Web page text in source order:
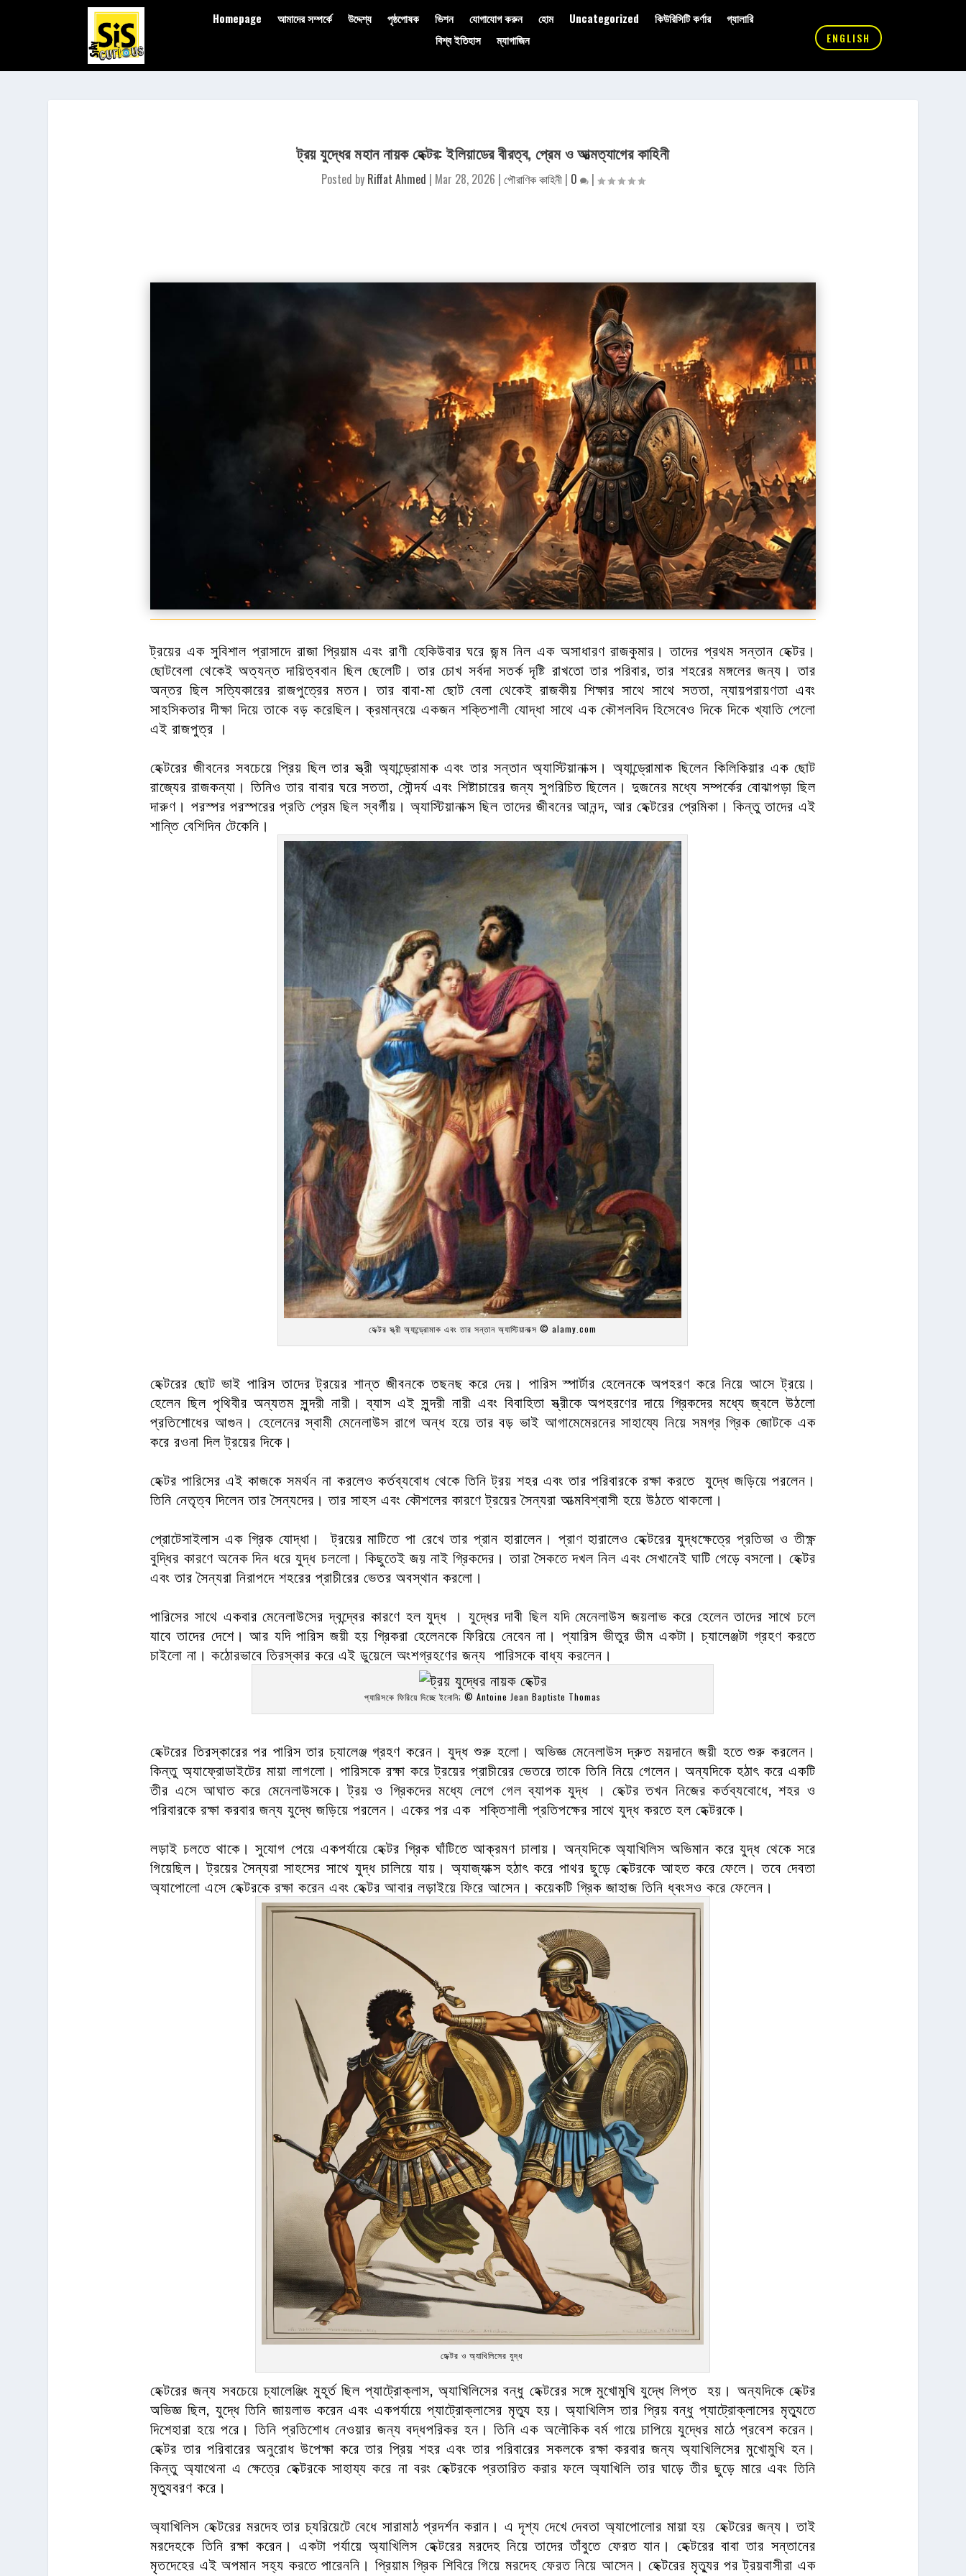
Homepage আমাদের সম্পর্কে উদ্দেশ্য পৃষ্ঠপোষক ভিশন যোগাযোগ করুন হোম Uncategorized কিউরিসিটি কর্ণার
গ্যালারি
বিশ্ব ইতিহাস
ম্যাগাজিন ENGLISH
ট্রয় যুদ্ধের মহান নায়ক হেক্টর: ইলিয়াডের বীরত্ব, প্রেম ও আত্মত্যাগের কাহিনী
Posted by Riffat Ahmed | Mar 28, 2026 | পৌরাণিক কাহিনী | 0 |
ট্রয়ের এক সুবিশাল প্রাসাদে রাজা প্রিয়াম এবং রাণী হেকিউবার ঘরে জন্ম নিল এক অসাধারণ রাজকুমার। তাদের প্রথম সন্তান হেক্টর।
ছোটবেলা থেকেই অত্যন্ত দায়িত্ববান ছিল ছেলেটি। তার চোখ সর্বদা সতর্ক দৃষ্টি রাখতো তার পরিবার, তার শহরের মঙ্গলের জন্য। তার
অন্তর ছিল সত্যিকারের রাজপুত্রের মতন। তার বাবা-মা ছোট বেলা থেকেই রাজকীয় শিক্ষার সাথে সাথে সততা, ন্যায়পরায়ণতা এবং
সাহসিকতার দীক্ষা দিয়ে তাকে বড় করেছিল। ক্রমান্বয়ে একজন শক্তিশালী যোদ্ধা সাথে এক কৌশলবিদ হিসেবেও দিকে দিকে খ্যাতি পেলো
এই রাজপুত্র ।
হেক্টরের জীবনের সবচেয়ে প্রিয় ছিল তার স্ত্রী অ্যান্ড্রোমাক এবং তার সন্তান অ্যাস্টিয়ানাক্স। অ্যান্ড্রোমাক ছিলেন কিলিকিয়ার এক ছোট
রাজ্যের রাজকন্যা। তিনিও তার বাবার ঘরে সততা, সৌন্দর্য এবং শিষ্টাচারের জন্য সুপরিচিত ছিলেন। দুজনের মধ্যে সম্পর্কের বোঝাপড়া ছিল
দারুণ। পরস্পর পরস্পরের প্রতি প্রেম ছিল স্বর্গীয়। অ্যাস্টিয়ানাক্স ছিল তাদের জীবনের আনন্দ, আর হেক্টরের প্রেমিকা। কিন্তু তাদের এই
শান্তি বেশিদিন টেকেনি।
হেক্টর স্ত্রী অ্যান্ড্রোমাক এবং তার সন্তান অ্যাস্টিয়ানাক্স © alamy.com
হেক্টরের ছোট ভাই পারিস তাদের ট্রয়ের শান্ত জীবনকে তছনছ করে দেয়। পারিস স্পার্টার হেলেনকে অপহরণ করে নিয়ে আসে ট্রয়ে।
হেলেন ছিল পৃথিবীর অন্যতম সুন্দরী নারী। ব্যাস এই সুন্দরী নারী এবং বিবাহিতা স্ত্রীকে অপহরণের দায়ে গ্রিকদের মধ্যে জ্বলে উঠলো
প্রতিশোধের আগুন। হেলেনের স্বামী মেনেলাউস রাগে অন্ধ হয়ে তার বড় ভাই আগামেমেরনের সাহায্যে নিয়ে সমগ্র গ্রিক জোটকে এক
করে রওনা দিল ট্রয়ের দিকে।
হেক্টর পারিসের এই কাজকে সমর্থন না করলেও কর্তব্যবোধ থেকে তিনি ট্রয় শহর এবং তার পরিবারকে রক্ষা করতে যুদ্ধে জড়িয়ে পরলেন।
তিনি নেতৃত্ব দিলেন তার সৈন্যদের। তার সাহস এবং কৌশলের কারণে ট্রয়ের সৈন্যরা আত্মবিশ্বাসী হয়ে উঠতে থাকলো।
প্রোটেসাইলাস এক গ্রিক যোদ্ধা। ট্রয়ের মাটিতে পা রেখে তার প্রান হারালেন। প্রাণ হারালেও হেক্টরের যুদ্ধক্ষেত্রে প্রতিভা ও তীক্ষ্ণ
বুদ্ধির কারণে অনেক দিন ধরে যুদ্ধ চললো। কিছুতেই জয় নাই গ্রিকদের। তারা সৈকতে দখল নিল এবং সেখানেই ঘাটি গেড়ে বসলো। হেক্টর
এবং তার সৈন্যরা নিরাপদে শহরের প্রাচীরের ভেতর অবস্থান করলো।
পারিসের সাথে একবার মেনেলাউসের দ্বন্দ্বের কারণে হল যুদ্ধ । যুদ্ধের দাবী ছিল যদি মেনেলাউস জয়লাভ করে হেলেন তাদের সাথে চলে
যাবে তাদের দেশে। আর যদি পারিস জয়ী হয় গ্রিকরা হেলেনকে ফিরিয়ে নেবেন না। প্যারিস ভীতুর ডীম একটা। চ্যালেঞ্জটা গ্রহণ করতে
চাইলো না। কঠোরভাবে তিরস্কার করে এই ডুয়েলে অংশগ্রহণের জন্য পারিসকে বাধ্য করলেন।
প্যারিসকে ফিরিয়ে দিচ্ছে ইনোনি; © Antoine Jean Baptiste Thomas
হেক্টরের তিরস্কারের পর পারিস তার চ্যালেঞ্জ গ্রহণ করেন। যুদ্ধ শুরু হলো। অভিজ্ঞ মেনেলাউস দ্রুত ময়দানে জয়ী হতে শুরু করলেন।
কিন্তু অ্যাফ্রোডাইটের মায়া লাগলো। পারিসকে রক্ষা করে ট্রয়ের প্রাচীরের ভেতরে তাকে তিনি নিয়ে গেলেন। অন্যদিকে হঠাৎ করে একটি
তীর এসে আঘাত করে মেনেলাউসকে। ট্রয় ও গ্রিকদের মধ্যে লেগে গেল ব্যাপক যুদ্ধ । হেক্টর তখন নিজের কর্তব্যবোধে, শহর ও
পরিবারকে রক্ষা করবার জন্য যুদ্ধে জড়িয়ে পরলেন। একের পর এক শক্তিশালী প্রতিপক্ষের সাথে যুদ্ধ করতে হল হেক্টরকে।
লড়াই চলতে থাকে। সুযোগ পেয়ে একপর্যায়ে হেক্টর গ্রিক ঘাঁটিতে আক্রমণ চালায়। অন্যদিকে অ্যাখিলিস অভিমান করে যুদ্ধ থেকে সরে
গিয়েছিল। ট্রয়ের সৈন্যরা সাহসের সাথে যুদ্ধ চালিয়ে যায়। অ্যাজ্যাক্স হঠাৎ করে পাথর ছুড়ে হেক্টরকে আহত করে ফেলে। তবে দেবতা
অ্যাপোলো এসে হেক্টরকে রক্ষা করেন এবং হেক্টর আবার লড়াইয়ে ফিরে আসেন। কয়েকটি গ্রিক জাহাজ তিনি ধ্বংসও করে ফেলেন।
হেক্টর ও অ্যাখিলিসের যুদ্ধ
হেক্টরের জন্য সবচেয়ে চ্যালেঞ্জিং মুহূর্ত ছিল প্যাট্রোক্লাস, অ্যাখিলিসের বন্ধু হেক্টরের সঙ্গে মুখোমুখি যুদ্ধে লিপ্ত হয়। অন্যদিকে হেক্টর
অভিজ্ঞ ছিল, যুদ্ধে তিনি জায়লাভ করেন এবং একপর্যায়ে প্যাট্রোক্লাসের মৃত্যু হয়। অ্যাখিলিস তার প্রিয় বন্ধু প্যাট্রোক্লাসের মৃত্যুতে
দিশেহারা হয়ে পরে। তিনি প্রতিশোধ নেওয়ার জন্য বদ্ধপরিকর হন। তিনি এক অলৌকিক বর্ম গায়ে চাপিয়ে যুদ্ধের মাঠে প্রবেশ করেন।
হেক্টর তার পরিবারের অনুরোধ উপেক্ষা করে তার প্রিয় শহর এবং তার পরিবারের সকলকে রক্ষা করবার জন্য অ্যাখিলিসের মুখোমুখি হন।
কিন্তু অ্যাথেনা এ ক্ষেত্রে হেক্টরকে সাহায্য করে না বরং হেক্টরকে প্রতারিত করার ফলে অ্যাখিলি তার ঘাড়ে তীর ছুড়ে মারে এবং তিনি
মৃত্যুবরণ করে।
অ্যাখিলিস হেক্টরের মরদেহ তার চ্যরিয়েটে বেধে সারামাঠ প্রদর্শন করান। এ দৃশ্য দেখে দেবতা অ্যাপোলোর মায়া হয় হেক্টরের জন্য। তাই
মরদেহকে তিনি রক্ষা করেন। একটা পর্যায়ে অ্যাখিলিস হেক্টরের মরদেহ নিয়ে তাদের তাঁবুতে ফেরত যান। হেক্টরের বাবা তার সন্তানের
মৃতদেহের এই অপমান সহ্য করতে পারেননি। প্রিয়াম গ্রিক শিবিরে গিয়ে মরদেহ ফেরত নিয়ে আসেন। হেক্টরের মৃত্যুর পর ট্রয়বাসীরা এক